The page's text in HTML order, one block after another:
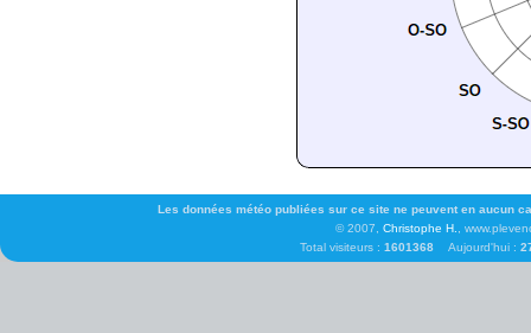
Les données météo publiées sur ce site ne peuvent en aucun
© 2007,Christophe H.,
Total visiteurs : 1601368 Aujourd'hui :